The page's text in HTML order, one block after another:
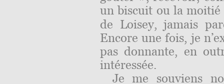
un biscuit ou la moitié
de Loisey,jamais
Encore une fois, je
pas donnante, en
intéressée.
Je me souviens